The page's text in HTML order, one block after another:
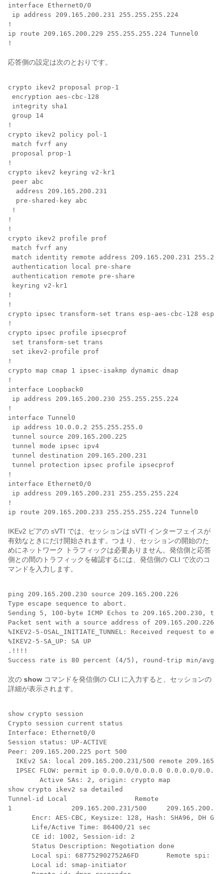
interface Ethernet0/0
ip address 209.165.200.231 255.255.255.224
!
ip route 209.165.200.229 255.255.255.224 Tunnel0
応答側の設定は次のとおりです。
crypto ikev2 proposal prop-1
encryption aes-cbc-128
integrity sha1
group 14
!
crypto ikev2 policy pol-1
match fvrf any
proposal prop-1
!
crypto ikev2 keyring v2-kr1
peer abc
  address 209.165.200.231
  pre-shared-key abc
!
!
!
crypto ikev2 profile prof
match fvrf any
match identity remote address 209.165.200.231
authentication local pre-share
authentication remote pre-share
keyring v2-kr1
!
!
crypto ipsec transform-set trans esp-aes-cbc-128 esp-
!
crypto ipsec profile ipsecprof
set transform-set trans
set ikev2-profile prof
!
crypto map cmap 1 ipsec-isakmp dynamic dmap
!
interface Loopback0
ip address 209.165.200.230 255.255.255.224
!
interface Tunnel0
ip address 10.0.0.2 255.255.255.0
tunnel source 209.165.200.225
tunnel mode ipsec ipv4
tunnel destination 209.165.200.231
tunnel protection ipsec profile ipsecprof
!
interface Ethernet0/0
ip address 209.165.200.231 255.255.255.224
!
IKEv2 ピアの sVTI では、セッションは sVTI インターフェイスが
有効なときにだけ開始されます。つまり、セッションの開始のた
めにネットワーク トラフィックは必要ありません。発信側と応答
側との間のトラフィックを確認するには、発信側の CLI で次のコ
マンドを入力します。
ping 209.165.200.230 source 209.165.200.226
Type escape sequence to abort.
Sending 5, 100-byte ICMP Echos to 209.165.200.230,
Packet sent with a source address of 209.165.200.226
%IKEV2-5-OSAL_INITIATE_TUNNEL: Received
%IKEV2-5-SA_UP: SA UP
.!!!!
次の show コマンドを発信側の CLI に入力すると、セッションの
詳細が表示されます。
show crypto session
Crypto session current status
Interface: Ethernet0/0
Session status: UP-ACTIVE
Peer: 209.165.200.225 port 500
IKEv2 SA: local 209.165.200.231/500 remote
IPSEC FLOW: permit ip 0.0.0.0/0.0.0.0 0.0.0.0/
        Active SAs: 2, origin: crypto map
show crypto ikev2 sa detailed
Tunnel-id Local                 Remote
1 		209.165.200.231/500 	209.165.200.225/500 										(none)/(none)        READY
Encr: AES-CBC, Keysize: 128, Hash: SHA96, DH
      Life/Active Time: 86400/21 sec
      CE id: 1002, Session-id: 2
      Status Description: Negotiation done
Local spi: 687752902752A6FD       Remote spi:
      Local id: smap-initiator